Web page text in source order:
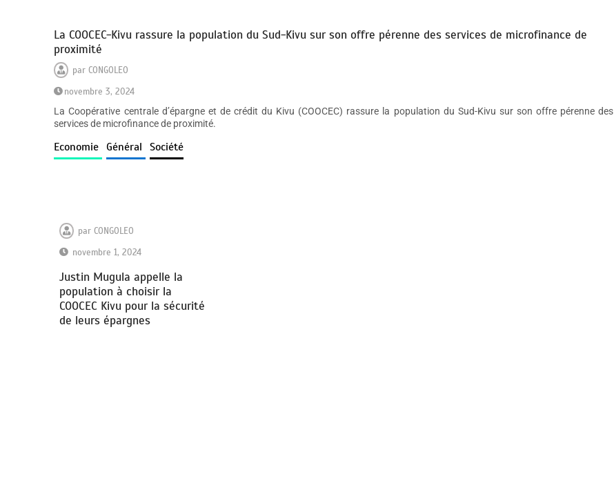
La COOCEC-Kivu rassure la population du Sud-Kivu sur son offre pérenne des services de microfinance de
proximité
parCONGOLEO
novembre 3, 2024
La Coopérative centrale d’épargne et de crédit du Kivu (COOCEC) rassure la population du Sud-Kivu sur son offre pérenne des
services de microfinance de proximité.
Economie Général Société
parCONGOLEO
novembre 1, 2024
Justin Mugula appelle la
population à choisir la
COOCEC Kivu pour la sécurité
de leurs épargnes